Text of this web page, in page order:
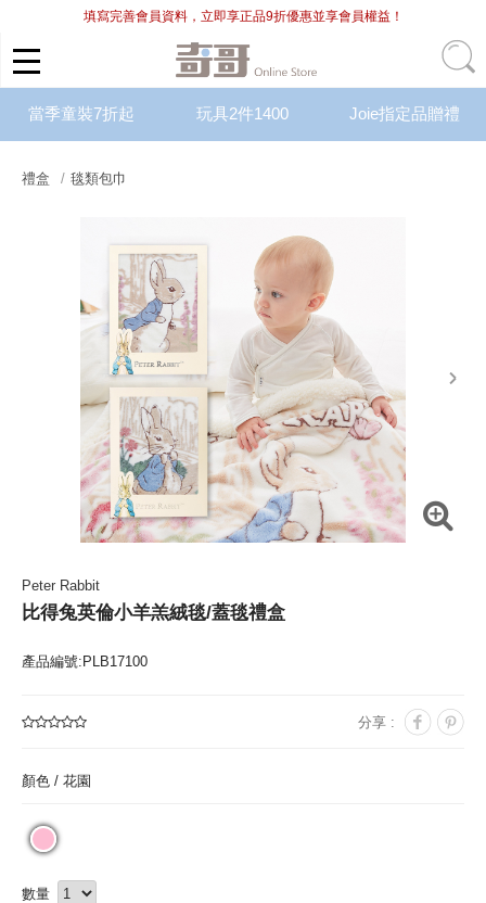
填寫完善會員資料，立即享正品9折優惠並享會員權益！
當季童裝7折起 玩具2件1400 Joie指定品贈禮
禮盒 毯類包巾
next
Peter Rabbit
比得兔英倫小羊羔絨毯/蓋毯禮盒
產品編號:PLB17100
分享 :
顏色 / 花園
數量